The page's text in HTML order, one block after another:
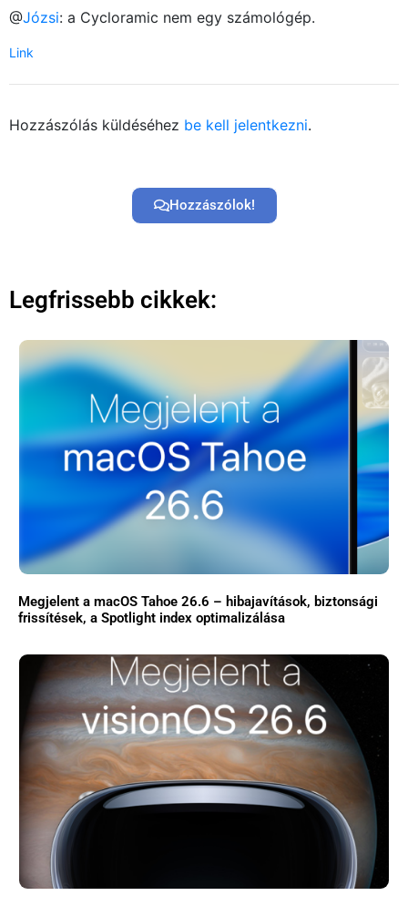
@Józsi: a Cycloramic nem egy számológép.
Link
Hozzászólás küldéséhez be kell jelentkezni.
Hozzászólok!
Legfrissebb cikkek:
Megjelent a macOS Tahoe 26.6 – hibajavítások, biztonsági
frissítések, a Spotlight index optimalizálása